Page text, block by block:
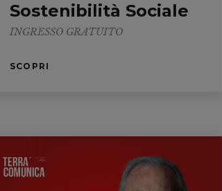
Sostenibilità Sociale
INGRESSO GRATUITO
SCOPRI